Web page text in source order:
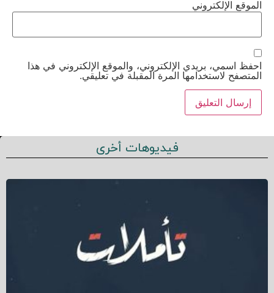
الموقع الإلكتروني
احفظ اسمي، بريدي الإلكتروني، والموقع الإلكتروني في هذا
المتصفح لاستخدامها المرة المقبلة في تعليقي.
فيديوهات أخرى